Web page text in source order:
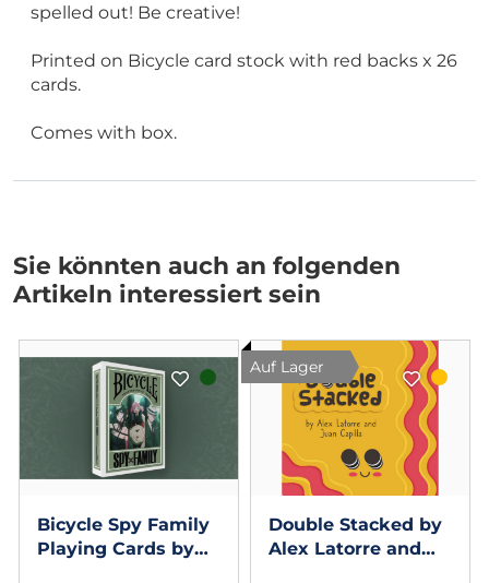
spelled out! Be creative!
Printed on Bicycle card stock with red backs x 26
cards.
Comes with box.
Sie könnten auch an folgenden
Artikeln interessiert sein
Bicycle Spy Family
Playing Cards by
Auf Lager
Double Stacked by
Alex Latorre and